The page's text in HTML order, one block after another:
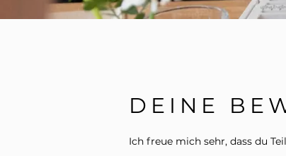
DEINE
Ich freue mich sehr, dass du